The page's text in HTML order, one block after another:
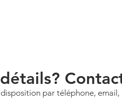
par téléphone,